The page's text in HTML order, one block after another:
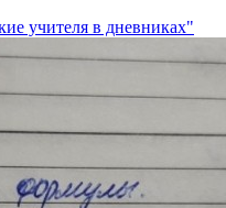
учителя в дневниках"